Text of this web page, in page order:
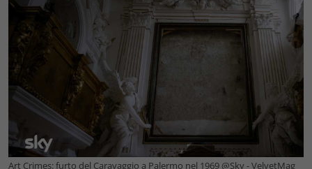
Art Crimes: furto del Caravaggio a Palermo nel 1969 @Sky - VelvetMag